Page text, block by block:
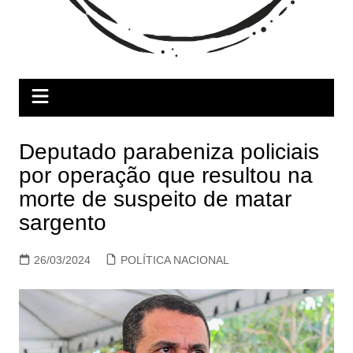
Deputado parabeniza policiais
por operação que resultou na
morte de suspeito de matar
sargento
26/03/2024 POLÍTICA NACIONAL